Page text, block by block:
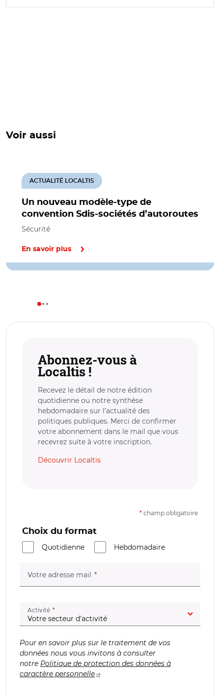
Voir aussi
Un nouveau modèle-type de
convention Sdis-sociétés d’autoroutes
ACTUALITÉ LOCALTIS
Sécurité
En savoir plus
Abonnez-vous à
Localtis !
Recevez le détail de notre édition
quotidienne ou notre synthèse
hebdomadaire sur l’actualité des
politiques publiques. Merci de confirmer
votre abonnement dans le mail que vous
recevrez suite à votre inscription.
Découvrir Localtis
* champ obligatoire
Choix du format
Quotidienne
Hebdomadaire
Votre adresse mail (champ obligatoire)
Activité (champ obligatoire)
Pour en savoir plus sur le traitement de vos
données nous vous invitons à consulter
notre Politique de protection des données à
caractère personnelle